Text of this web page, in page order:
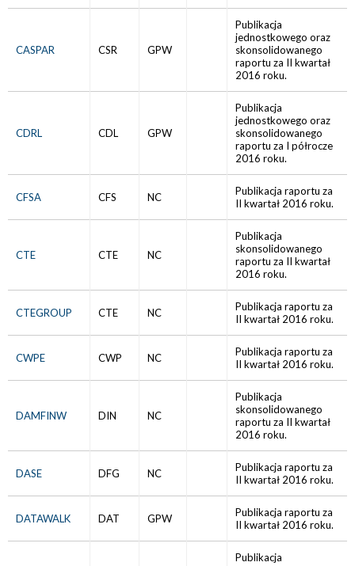
CASPAR CSR GPW
Publikacja
jednostkowego oraz
skonsolidowanego
raportu za II kwartał
2016 roku.
CDRL CDL GPW
Publikacja
jednostkowego oraz
skonsolidowanego
raportu za I półrocze
2016 roku.
CFSA CFS NC
Publikacja raportu za
II kwartał 2016 roku.
CTE CTE NC
Publikacja
skonsolidowanego
raportu za II kwartał
2016 roku.
CTEGROUP CTE NC
Publikacja raportu za
II kwartał 2016 roku.
CWPE CWP NC
Publikacja raportu za
II kwartał 2016 roku.
DAMFINW DIN NC
Publikacja
skonsolidowanego
raportu za II kwartał
2016 roku.
DASE DFG NC
Publikacja raportu za
II kwartał 2016 roku.
DATAWALK DAT GPW
Publikacja raportu za
II kwartał 2016 roku.
Publikacja